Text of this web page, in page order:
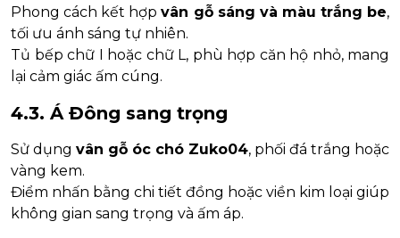
Phong cách kết hợpvân gỗ sáng và màu trắng be,
tối ưu ánh sáng tự nhiên.
Tủ bếp chữ I hoặc chữ L, phù hợp căn hộ nhỏ, mang
lại cảm giác ấm cúng.
4.3. Á Đông sang trọng
Sử dụng vân gỗ óc chó Zuko04, phối đá trắng hoặc
vàng kem.
Điểm nhấn bằng chi tiết đồng hoặc viền kim loại giúp
không gian sang trọng và ấm áp.